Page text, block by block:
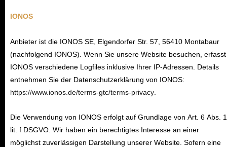
IONOS
Anbieter ist die IONOS SE, Elgendorfer Str. 57, 56410 Montabaur
(nachfolgend IONOS). Wenn Sie unsere Website besuchen, erfasst
IONOS verschiedene Logfiles inklusive Ihrer IP-Adressen. Details
entnehmen Sie der Datenschutzerklärung von IONOS:
https://www.ionos.de/terms-gtc/terms-privacy
Die Verwendung von IONOS erfolgt auf Grundlage von Art. 6 Abs. 1
lit. f DSGVO. Wir haben ein berechtigtes Interesse an einer
möglichst zuverlässigen Darstellung unserer Website. Sofern eine